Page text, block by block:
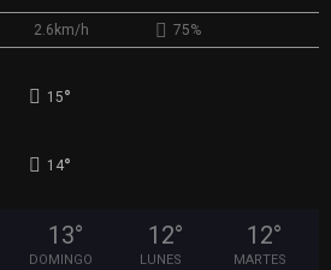
2.6km/h 75%
15°
14°
13°
DOMINGO
12°
LUNES
12°
MARTES